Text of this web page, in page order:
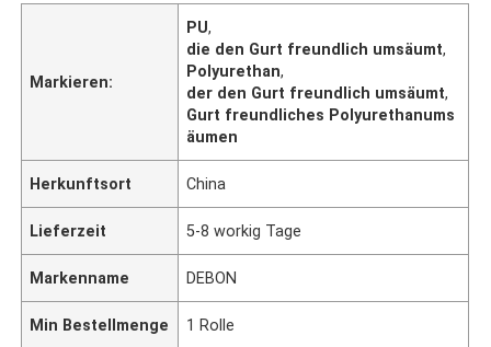
Markieren:
PU,
die den Gurt freundlich umsäumt,
Polyurethan,
der den Gurt freundlich umsäumt,
Gurt freundliches Polyurethanums
äumen
Herkunftsort China
Lieferzeit 5-8 workig Tage
Markenname DEBON
Min Bestellmenge 1 Rolle